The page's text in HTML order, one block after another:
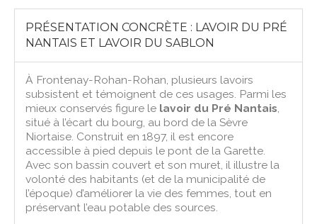
PRÉSENTATION CONCRÈTE : LAVOIR DU PRÉ
NANTAIS ET LAVOIR DU SABLON
À Frontenay-Rohan-Rohan, plusieurs lavoirs
subsistent et témoignent de ces usages. Parmi les
mieux conservés figure le lavoir du Pré Nantais,
situé à l’écart du bourg, au bord de la Sèvre
Niortaise. Construit en 1897, il est encore
accessible à pied depuis le pont de la Garette.
Avec son bassin couvert et son muret, il illustre la
volonté des habitants (et de la municipalité de
l’époque) d’améliorer la vie des femmes, tout en
préservant l’eau potable des sources.